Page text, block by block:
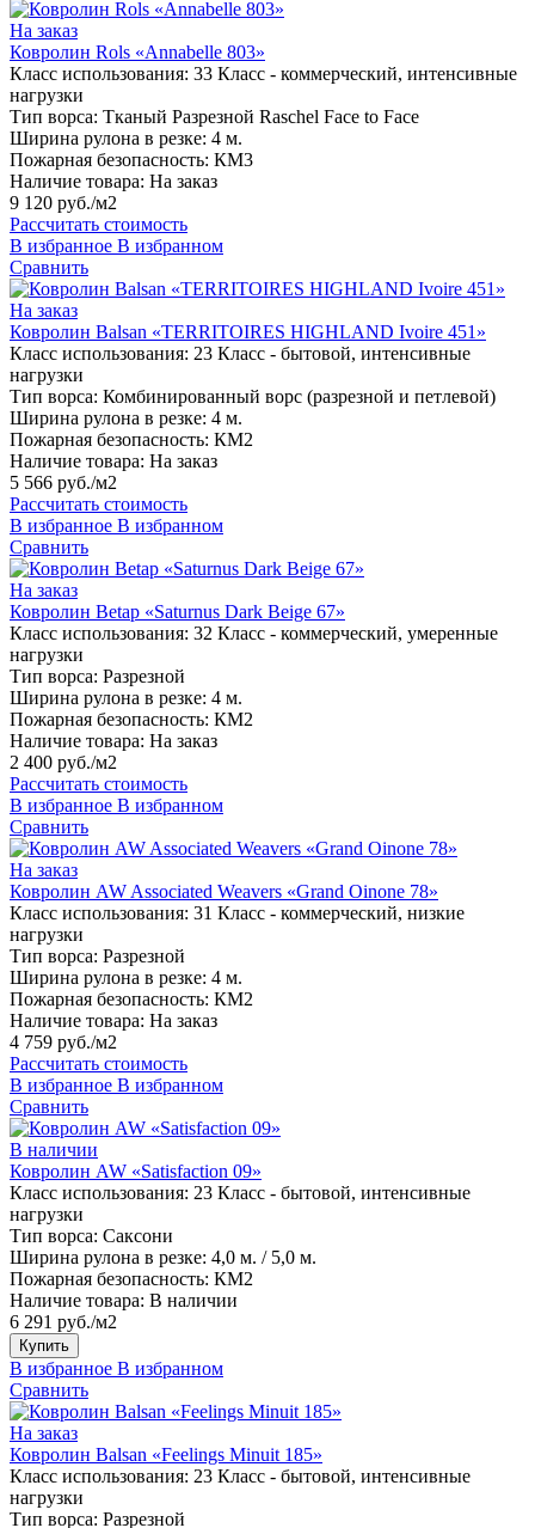
На заказ
Ковролин Rols «Annabelle 803»
Класс использования: 33 Класс - коммерческий, интенсивные
нагрузки
Тип ворса: Тканый Разрезной Raschel Face to Face
Ширина рулона в резке: 4 м.
Пожарная безопасность: КМ3
Наличие товара: На заказ
9 120 руб./м2
Рассчитать стоимость
В избранное В избранном
Сравнить
На заказ
Ковролин Balsan «TERRITOIRES HIGHLAND Ivoire 451»
Класс использования: 23 Класс - бытовой, интенсивные
нагрузки
Тип ворса: Комбинированный ворс (разрезной и петлевой)
Ширина рулона в резке: 4 м.
Пожарная безопасность: КМ2
Наличие товара: На заказ
5 566 руб./м2
Рассчитать стоимость
В избранное В избранном
Сравнить
На заказ
Ковролин Betap «Saturnus Dark Beige 67»
Класс использования: 32 Класс - коммерческий, умеренные
нагрузки
Тип ворса: Разрезной
Ширина рулона в резке: 4 м.
Пожарная безопасность: КМ2
Наличие товара: На заказ
2 400 руб./м2
Рассчитать стоимость
В избранное В избранном
Сравнить
На заказ
Ковролин AW Associated Weavers «Grand Oinone 78»
Класс использования: 31 Класс - коммерческий, низкие
нагрузки
Тип ворса: Разрезной
Ширина рулона в резке: 4 м.
Пожарная безопасность: КМ2
Наличие товара: На заказ
4 759 руб./м2
Рассчитать стоимость
В избранное В избранном
Сравнить
В наличии
Ковролин AW «Satisfaction 09»
Класс использования: 23 Класс - бытовой, интенсивные
нагрузки
Тип ворса: Саксони
Ширина рулона в резке: 4,0 м. / 5,0 м.
Пожарная безопасность: КМ2
Наличие товара: В наличии
6 291 руб./м2
Купить
В избранное В избранном
Сравнить
На заказ
Ковролин Balsan «Feelings Minuit 185»
Класс использования: 23 Класс - бытовой, интенсивные
нагрузки
Тип ворса: Разрезной